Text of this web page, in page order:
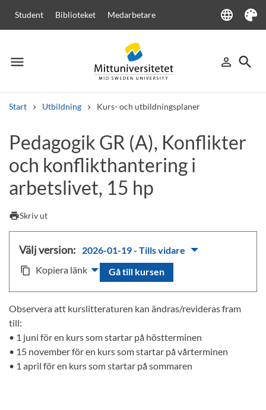
Student Biblioteket Medarbetare language
Language
Tema
menu
Meny person_outline
Logga in
search
Sök
Start Utbildning Kurs- och utbildningsplaner
Andra söktjänster
Kurser och programKursplanerVälkomstbrev
Lediga jobb
Pedagogik GR (A), Konflikter
och konflikthantering i
arbetslivet, 15 hp
printSkriv ut
Välj version: 2026-01-19 - Tills vidare
content_copy Kopiera länk Gå till kursen
Observera att kurslitteraturen kan ändras/revideras fram
till:
• 1 juni för en kurs som startar på höstterminen
• 15 november för en kurs som startar på vårterminen
• 1 april för en kurs som startar på sommaren